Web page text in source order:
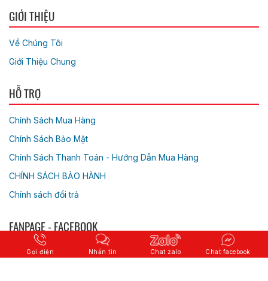
GIỚI THIỆU
Về Chúng Tôi
Giới Thiệu Chung
HỖ TRỢ
Chính Sách Mua Hàng
Chính Sách Bảo Mật
Chính Sách Thanh Toán - Hướng Dẫn Mua Hàng
CHÍNH SÁCH BẢO HÀNH
Chính sách đổi trả
FANPAGE - FACEBOOK
Gọi điện Nhắn tin Chat zalo Chat facebook